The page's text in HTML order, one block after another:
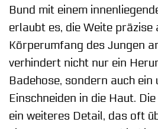
Bund mit einem
erlaubt es, die Weite präzise
Körperumfang des Jungen
verhindert nicht nur ein
Badehose, sondern auch ein
Einschneiden in die Haut.
ein weiteres Detail, das oft